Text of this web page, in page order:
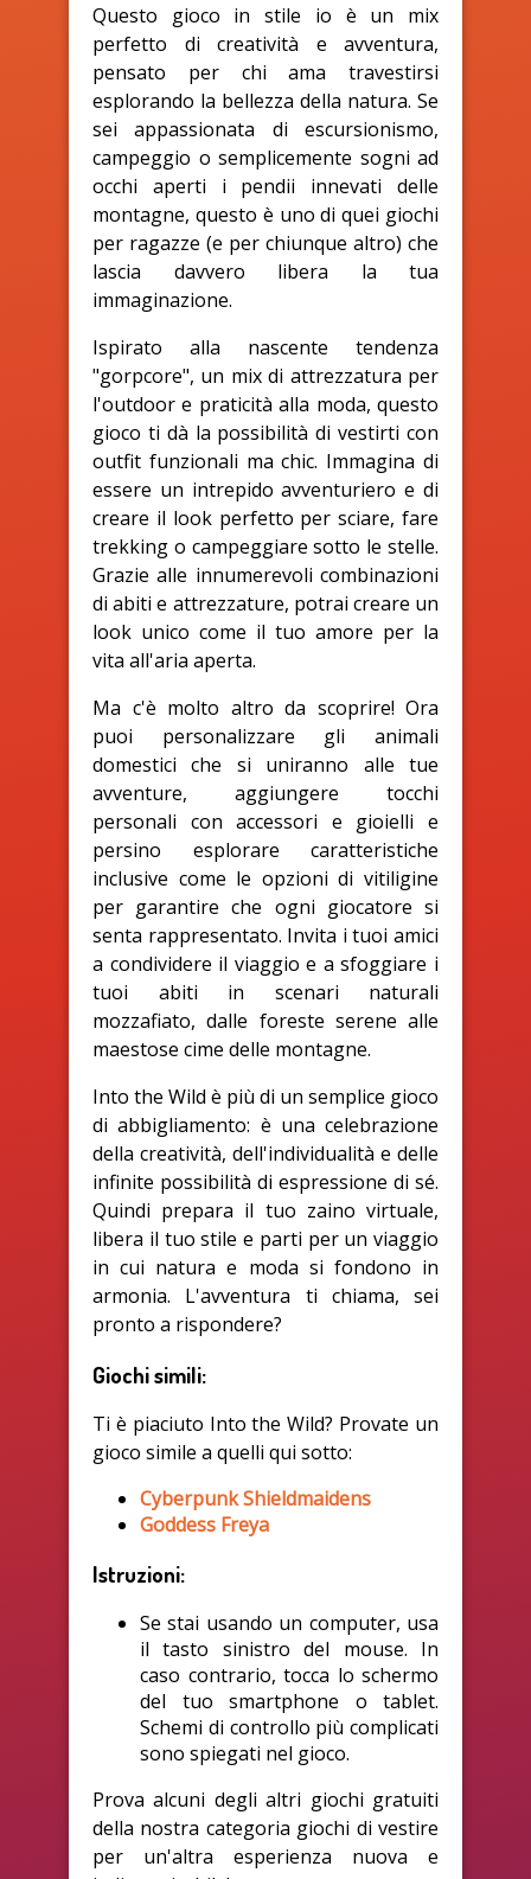
Questo gioco in stile io è un mix
perfetto di creatività e avventura,
pensato per chi ama travestirsi
esplorando la bellezza della natura. Se
sei appassionata di escursionismo,
campeggio o semplicemente sogni ad
occhi aperti i pendii innevati delle
montagne, questo è uno di quei giochi
per ragazze (e per chiunque altro) che
lascia davvero libera la tua
immaginazione.
Ispirato alla nascente tendenza
"gorpcore", un mix di attrezzatura per
l'outdoor e praticità alla moda, questo
gioco ti dà la possibilità di vestirti con
outfit funzionali ma chic. Immagina di
essere un intrepido avventuriero e di
creare il look perfetto per sciare, fare
trekking o campeggiare sotto le stelle.
Grazie alle innumerevoli combinazioni
di abiti e attrezzature, potrai creare un
look unico come il tuo amore per la
vita all'aria aperta.
Ma c'è molto altro da scoprire! Ora
puoi personalizzare gli animali
domestici che si uniranno alle tue
avventure, aggiungere tocchi
personali con accessori e gioielli e
persino esplorare caratteristiche
inclusive come le opzioni di vitiligine
per garantire che ogni giocatore si
senta rappresentato. Invita i tuoi amici
a condividere il viaggio e a sfoggiare i
tuoi abiti in scenari naturali
mozzafiato, dalle foreste serene alle
maestose cime delle montagne.
Into the Wild è più di un semplice gioco
di abbigliamento: è una celebrazione
della creatività, dell'individualità e delle
infinite possibilità di espressione di sé.
Quindi prepara il tuo zaino virtuale,
libera il tuo stile e parti per un viaggio
in cui natura e moda si fondono in
armonia. L'avventura ti chiama, sei
pronto a rispondere?
Giochi simili:
Ti è piaciuto Into the Wild? Provate un
gioco simile a quelli qui sotto:
Cyberpunk Shieldmaidens
Goddess Freya
Istruzioni:
Se stai usando un computer, usa
il tasto sinistro del mouse. In
caso contrario, tocca lo schermo
del tuo smartphone o tablet.
Schemi di controllo più complicati
sono spiegati nel gioco.
Prova alcuni degli altri giochi gratuiti
della nostra categoria giochi di vestire
per un'altra esperienza nuova e